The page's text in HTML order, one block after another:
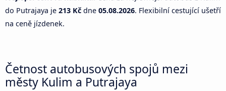
do Putrajaya je 213 Kč dne 05.08.2026. Flexibilní cestující ušetří
na ceně jízdenek.
Četnost autobusových spojů mezi
městy Kulim a Putrajaya